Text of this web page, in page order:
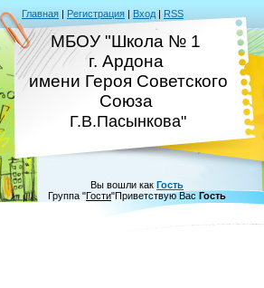
Главная | Регистрация | Вход | RSS
МБОУ "Школа № 1
г. Ардона
имени Героя Советского
Союза
Г.В.Пасынкова"
Вы вошли как Гость
Группа "Гости"Приветствую Вас Гость